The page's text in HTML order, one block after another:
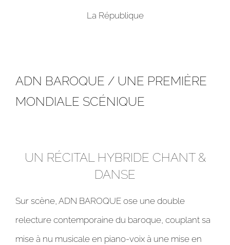
La République
ADN BAROQUE / UNE PREMIÈRE
MONDIALE SCÉNIQUE
UN RÉCITAL HYBRIDE CHANT &
DANSE
Sur scène, ADN BAROQUE ose une double
relecture contemporaine du baroque, couplant sa
mise à nu musicale en piano-voix à une mise en